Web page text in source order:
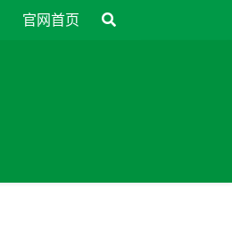
官网首页